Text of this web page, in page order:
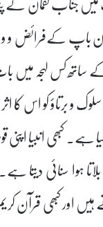
باپ کےفرائض و
کس لہجہ میں
و برتاؤ کو اس کا
ہے۔ کبھی انبیا
ہوا سنائی
اور کبھی قرآن